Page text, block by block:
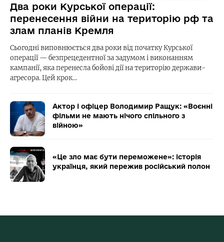
Два роки Курської операції:
перенесення війни на територію рф та
злам планів Кремля
Сьогодні виповнюється два роки від початку Курської
операції — безпрецедентної за задумом і виконанням
кампанії, яка перенесла бойові дії на територію держави-
агресора. Цей крок…
Актор і офіцер Володимир Ращук: «Воєнні
фільми не мають нічого спільного з
війною»
«Це зло має бути переможене»: історія
українця, який пережив російський полон